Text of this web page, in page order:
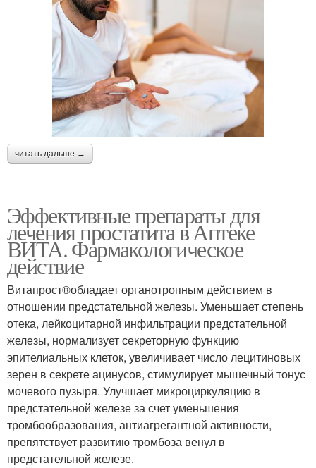
читать дальше →
Эффективные препараты для
лечения простатита в Аптеке
ВИТА. Фармакологическое
действие
Витапрост®обладает органотропным действием в
отношении предстательной железы. Уменьшает степень
отека, лейкоцитарной инфильтрации предстательной
железы, нормализует секреторную функцию
эпителиальных клеток, увеличивает число лецитиновых
зерен в секрете ацинусов, стимулирует мышечный тонус
мочевого пузыря. Улучшает микроциркуляцию в
предстательной железе за счет уменьшения
тромбообразования, антиагрегантной активности,
препятствует развитию тромбоза венул в
предстательной железе.